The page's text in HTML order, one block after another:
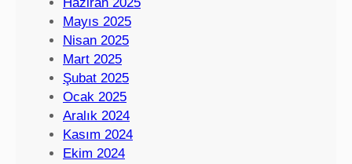
Haziran 2025
Mayıs 2025
Nisan 2025
Mart 2025
Şubat 2025
Ocak 2025
Aralık 2024
Kasım 2024
Ekim 2024